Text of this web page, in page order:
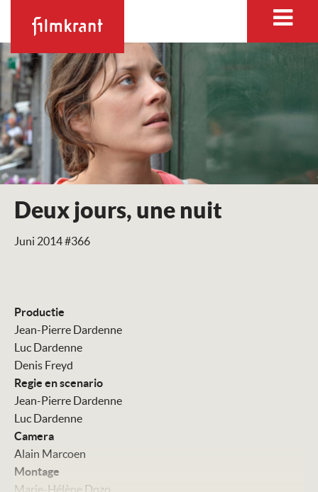
Deux jours, une nuit
Juni 2014 #366
Productie
Jean-Pierre Dardenne
Luc Dardenne
Denis Freyd
Regie en scenario
Jean-Pierre Dardenne
Luc Dardenne
Camera
Alain Marcoen
Montage
Marie-Hélène Dozo